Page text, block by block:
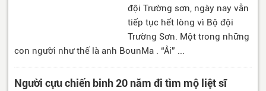
đội Trường sơn, ngày nay vẫn
tiếp tục hết lòng vì Bộ đội
Trường Sơn. Một trong những
con người như thế là anh BounMa . “Ải” ...
Người cựu chiến binh 20 năm đi tìm mộ liệt sĩ